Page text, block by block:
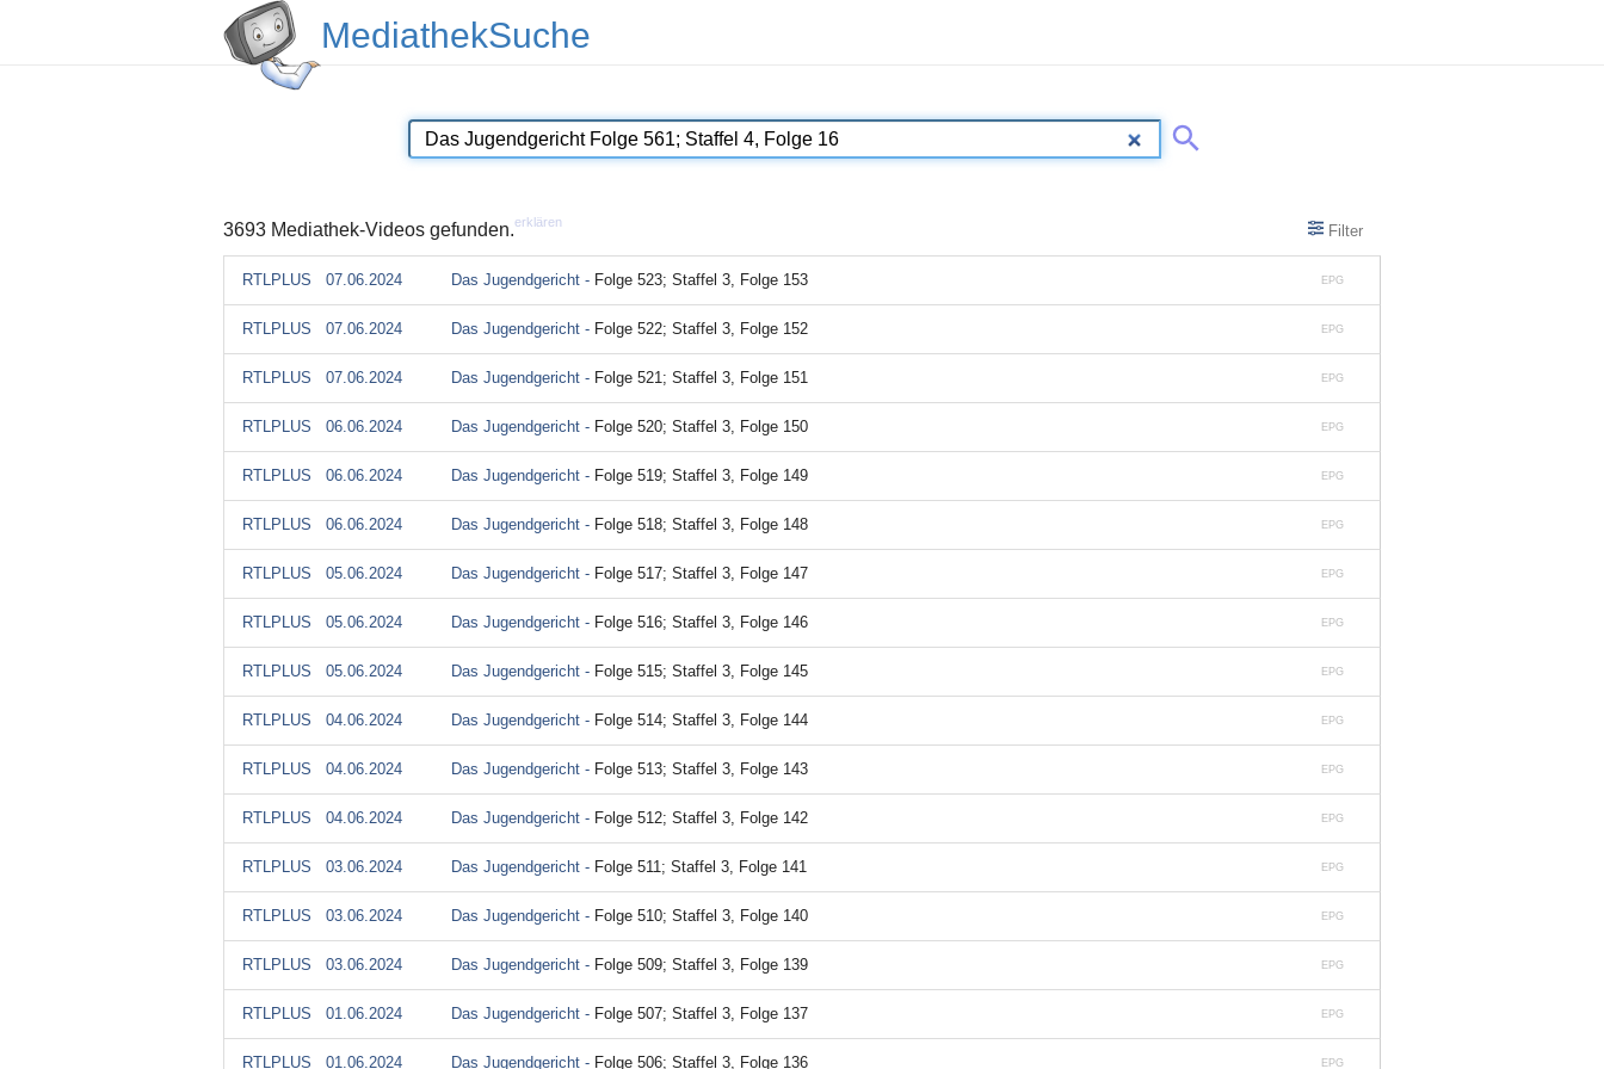
MediathekSuche
3693 Mediathek-Videos gefunden.erklären Filter
EPG
RTLPLUS 07.06.2024 Das Jugendgericht - Folge 523; Staffel 3, Folge 153
EPG
RTLPLUS 07.06.2024 Das Jugendgericht - Folge 522; Staffel 3, Folge 152
EPG
RTLPLUS 07.06.2024 Das Jugendgericht - Folge 521; Staffel 3, Folge 151
EPG
RTLPLUS 06.06.2024 Das Jugendgericht - Folge 520; Staffel 3, Folge 150
EPG
RTLPLUS 06.06.2024 Das Jugendgericht - Folge 519; Staffel 3, Folge 149
EPG
RTLPLUS 06.06.2024 Das Jugendgericht - Folge 518; Staffel 3, Folge 148
EPG
RTLPLUS 05.06.2024 Das Jugendgericht - Folge 517; Staffel 3, Folge 147
EPG
RTLPLUS 05.06.2024 Das Jugendgericht - Folge 516; Staffel 3, Folge 146
EPG
RTLPLUS 05.06.2024 Das Jugendgericht - Folge 515; Staffel 3, Folge 145
EPG
RTLPLUS 04.06.2024 Das Jugendgericht - Folge 514; Staffel 3, Folge 144
EPG
RTLPLUS 04.06.2024 Das Jugendgericht - Folge 513; Staffel 3, Folge 143
EPG
RTLPLUS 04.06.2024 Das Jugendgericht - Folge 512; Staffel 3, Folge 142
EPG
RTLPLUS 03.06.2024 Das Jugendgericht - Folge 511; Staffel 3, Folge 141
EPG
RTLPLUS 03.06.2024 Das Jugendgericht - Folge 510; Staffel 3, Folge 140
EPG
RTLPLUS 03.06.2024 Das Jugendgericht - Folge 509; Staffel 3, Folge 139
EPG
RTLPLUS 01.06.2024 Das Jugendgericht - Folge 507; Staffel 3, Folge 137
EPG
RTLPLUS 01.06.2024 Das Jugendgericht - Folge 506; Staffel 3, Folge 136